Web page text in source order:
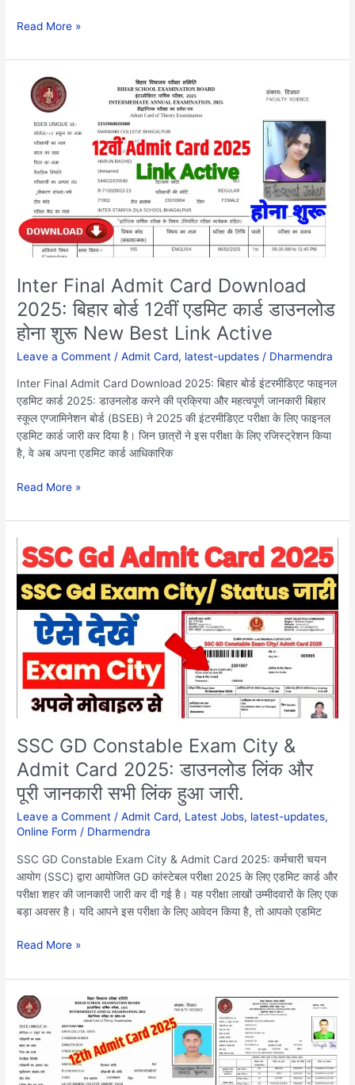
Read More »
Inter Final Admit Card Download
2025: बिहार बोर्ड 12वीं एडमिट कार्ड डाउनलोड
होना शुरू New Best Link Active
Leave a Comment /Admit Card, latest-updates / Dharmendra
Inter Final Admit Card Download 2025: बिहार बोर्ड इंटरमीडिएट फाइनल
एडमिट कार्ड 2025: डाउनलोड करने की प्रक्रिया और महत्वपूर्ण जानकारी बिहार
स्कूल एग्जामिनेशन बोर्ड (BSEB) ने 2025 की इंटरमीडिएट परीक्षा के लिए फाइनल
एडमिट कार्ड जारी कर दिया है। जिन छात्रों ने इस परीक्षा के लिए रजिस्ट्रेशन किया
है, वे अब अपना एडमिट कार्ड आधिकारिक
Inter
Final
Admit
Card
Download
2025:
12वीं
एडमिट
कार्ड
डाउनलोड
होना
शुरू
New
Link
Active
Read More »
SSC GD Constable Exam City &
Admit Card 2025: डाउनलोड लिंक और
पूरी जानकारी सभी लिंक हुआ जारी.
Leave a Comment /Admit Card, Latest Jobs, latest-updates,
Online Form / Dharmendra
SSC GD Constable Exam City & Admit Card 2025: कर्मचारी चयन
आयोग (SSC) द्वारा आयोजित GD कांस्टेबल परीक्षा 2025 के लिए एडमिट कार्ड और
परीक्षा शहर की जानकारी जारी कर दी गई है। यह परीक्षा लाखों उम्मीदवारों के लिए एक
बड़ा अवसर है। यदि आपने इस परीक्षा के लिए आवेदन किया है, तो आपको एडमिट
SSC
GD
Exam
Admit
Card
2025:
डाउनलोड
लिंक
और
पूरी
जानकारी
सभी
लिंक
हुआ
Read More »
12th
Admit
Card
Download
2025